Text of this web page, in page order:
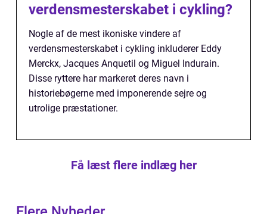
verdensmesterskabet i cykling?
Nogle af de mest ikoniske vindere af
verdensmesterskabet i cykling inkluderer Eddy
Merckx, Jacques Anquetil og Miguel Indurain.
Disse ryttere har markeret deres navn i
historiebøgerne med imponerende sejre og
utrolige præstationer.
Få læst flere indlæg her